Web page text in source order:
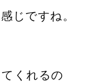
じですね。
くれるの